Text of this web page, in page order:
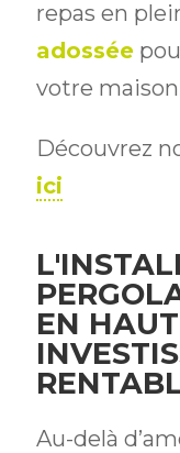
repas en
adossée
votre
Découvrez
ici
EN
Au-delà